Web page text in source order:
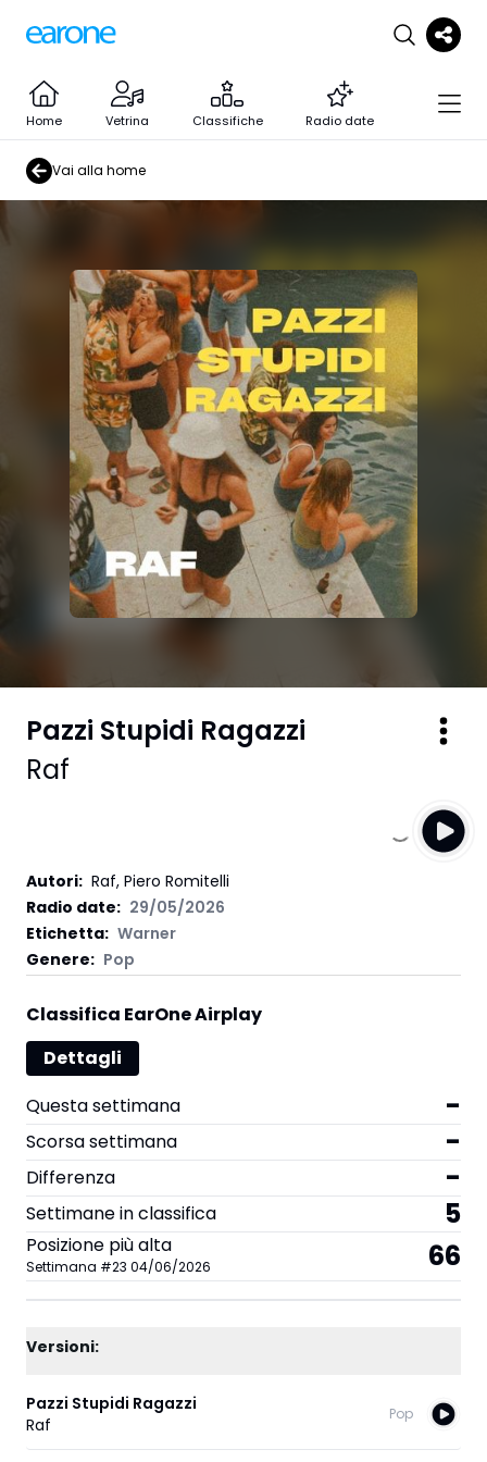
Home Vetrina Classifiche Radio date
Vai alla home
Pazzi Stupidi Ragazzi
Raf
Autori: Raf, Piero Romitelli
Radio date: 29/05/2026
Etichetta: Warner
Genere: Pop
Classifica EarOne Airplay
Dettagli
Questa settimana
-
Scorsa settimana -
Differenza -
Settimane in classifica 5
Posizione più alta
Settimana #23 04/06/2026 66
Versioni:
Pazzi Stupidi Ragazzi
Raf
Pop